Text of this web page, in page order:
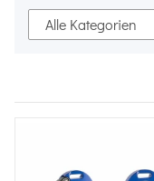
Alle Kategorien